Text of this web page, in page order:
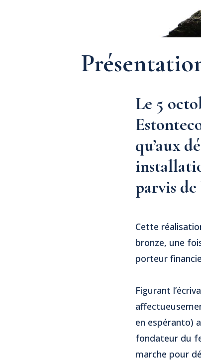
Le 5
qu’aux
parvis
Cette
bronze, une
porteur
Figurant
en espéranto)
fondateur du
marche pour